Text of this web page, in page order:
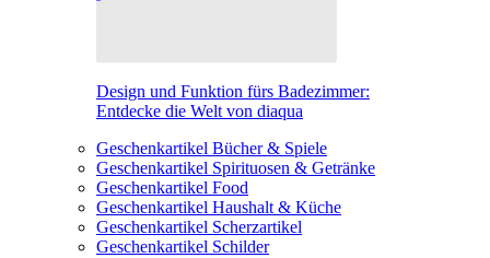
Design und Funktion fürs Badezimmer:
Entdecke die Welt von diaqua
Geschenkartikel Bücher & Spiele
Geschenkartikel Spirituosen & Getränke
Geschenkartikel Food
Geschenkartikel Haushalt & Küche
Geschenkartikel Scherzartikel
Geschenkartikel Schilder